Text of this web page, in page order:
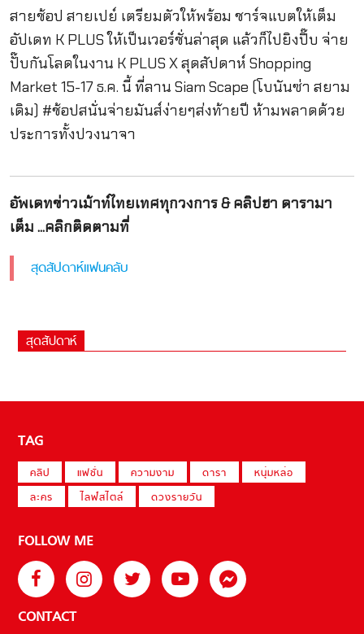
สายช้อป สายเปย์ เตรียมตัวให้พร้อม ชาร์จแบตให้เต็ม
อัปเดท K PLUSให้เป็นเวอร์ชั่นล่าสุด แล้วก็ไปยิงปิ๊บ จ่าย
ปั๊บกันโลดในงาน K PLUS Xสุดสัปดาห์ Shopping
Market 15-17 ธ.ค. นี้ ที่ลาน Siam Scape (โบนันซ่า สยาม
เดิม) #ช้อปสนั่นจ่ายมันส์ง่ายๆส่งท้ายปี ห้ามพลาดด้วย
ประการทั้งปวงนาจา
อัพเดทข่าวเม้าท์ไทยเทศทุกวงการ & คลิปฮา ดารามา
เต็ม ...คลิกติดตามที่
สุดสัปดาห์แฟนคลับ
สุดสัปดาห์
TAG
คลิป แฟชั่น ความงาม ดารา
หนุ่มหล่อ
ละคร
ไลฟ์สไตล์ ดวงรายวัน
FOLLOW ME
CONTACT